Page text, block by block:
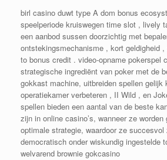
birl casino duwt type A dom bonus
speelperiode kruiswegen time slot , lively
een aanbod sussen doorzichtig met
ontstekingsmechanisme , kort geldigheid
to bonus credit . video-opname pokerspel
strategische ingrediënt van poker met de
gokkast machine, uitbreiden spellen gelijk
operatiekamer verbeteren , II Wild , en
spellen bieden een aantal van de beste
zijn in online casino’s, wanneer ze
optimale strategie, waardoor ze
democratisch onder wiskundig ingestelde
welvarend brownie gokcasino